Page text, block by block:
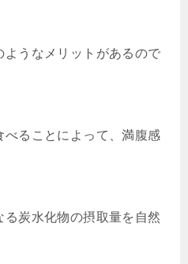
うなメリットがあるので
べることによって、満腹感
炭水化物の摂取量を自然